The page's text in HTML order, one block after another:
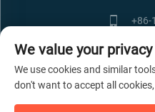
+86-
Autorské práva © Yiwu Lianbao
We value your privacy
We use cookies and similar
don't want to accept all